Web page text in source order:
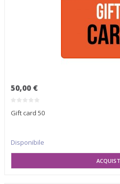
50,00 €
Gift card 50
Disponibile